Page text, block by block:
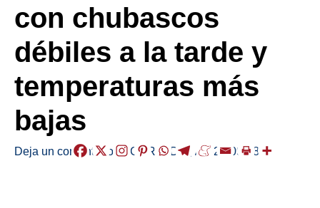
con chubascos
débiles a la tarde y
temperaturas más
bajas
Deja un comentario /EGURALDIA, /2021-09-08